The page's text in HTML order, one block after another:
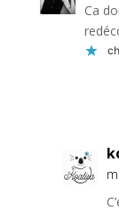
Ca